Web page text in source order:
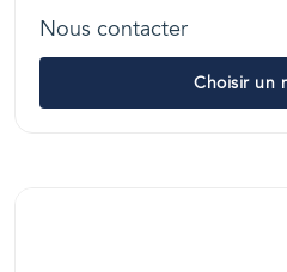
Nous contacter
Choisir un